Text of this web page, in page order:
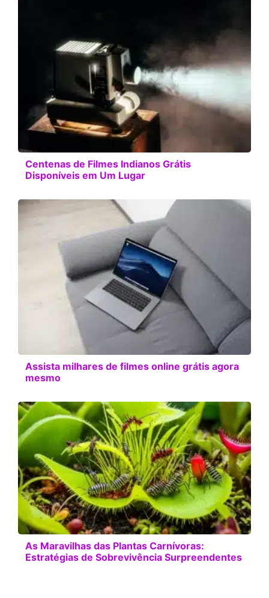
Centenas de Filmes Indianos Grátis
Disponíveis em Um Lugar
Assista milhares de filmes online grátis agora
mesmo
As Maravilhas das Plantas Carnívoras:
Estratégias de Sobrevivência Surpreendentes